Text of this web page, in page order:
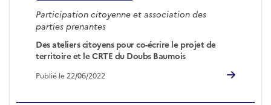
Participation citoyenne et association des
parties prenantes
Des ateliers citoyens pour co-écrire le projet de
territoire et le CRTE du Doubs Baumois
Publié le 22/06/2022